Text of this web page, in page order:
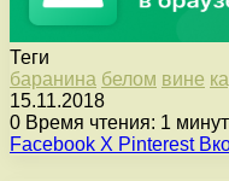
Теги
баранина белом вине
15.11.2018
0 Время чтения: 1
Facebook X Pinterest